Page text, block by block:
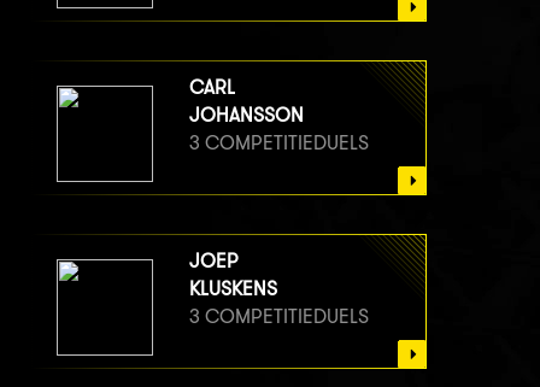
CARL
JOHANSSON
3 COMPETITIEDUELS
JOEP
KLUSKENS
3 COMPETITIEDUELS